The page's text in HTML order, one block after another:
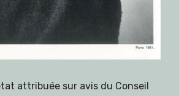
attribuée sur avis du Conseil